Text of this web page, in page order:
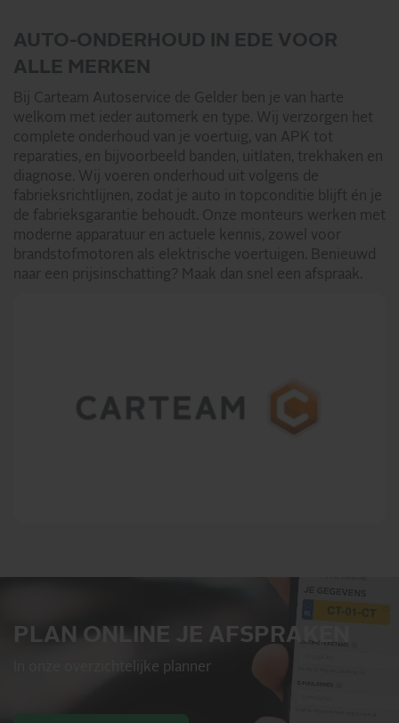
AUTO-ONDERHOUD IN EDE VOOR
ALLE MERKEN
Bij Carteam Autoservice de Gelder ben je van harte
welkom met ieder automerk en type. Wij verzorgen het
complete onderhoud van je voertuig, van APK tot
reparaties, en bijvoorbeeld banden, uitlaten, trekhaken en
diagnose. Wij voeren onderhoud uit volgens de
fabrieksrichtlijnen, zodat je auto in topconditie blijft én je
de fabrieksgarantie behoudt. Onze monteurs werken met
moderne apparatuur en actuele kennis, zowel voor
brandstofmotoren als elektrische voertuigen. Benieuwd
naar een prijsinschatting? Maak dan snel een afspraak.
PLAN ONLINE JE AFSPRAKEN
In onze overzichtelijke planner